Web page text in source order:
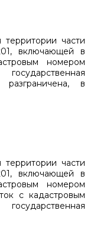
части
включающей в
номером
в
части
включающей в
номером
с кадастровым